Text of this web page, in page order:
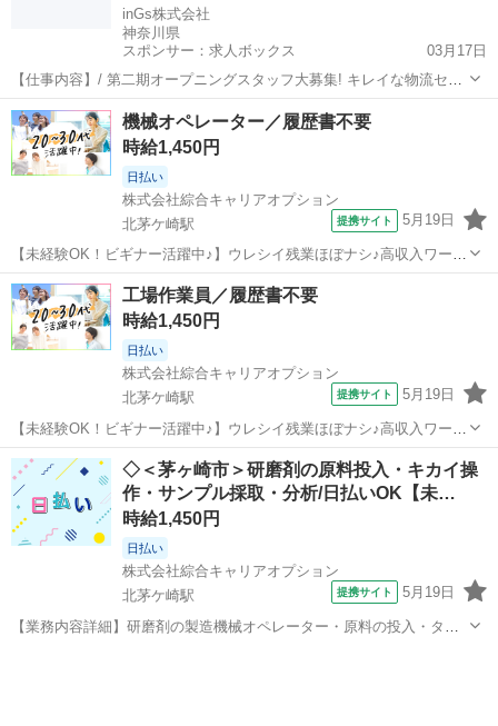
inGs株式会社
神奈川県
スポンサー：求人ボックス
03月17日
【仕事内容】/ 第二期オープニングスタッフ大募集! キレイな物流セン
ター内でのカンタン軽作業! スグに覚えられるカンタン作業 取り扱う
のはゲームやDVD、イヤホンなど 軽くて扱いやすい商品ばかり <お仕
事内容 > ピッキング 伝票...
アルバイト・パート
機械オペレーター／履歴書不要
時給1,450円
日払い
株式会社綜合キャリアオプション
北茅ケ崎駅
提携サイト 5月19日
【未経験OK！ビギナー活躍中♪】ウレシイ残業ほぼナシ♪高収入ワー
ク！／履歴書不要 ■お仕事PR ≪プライベートが充実する≫ 場合によ
ってはお願いすることもありますが、 残業はほとんどナシ！ ≪動きや
すい制服アリ≫ 制服があ...
神奈川 茅ヶ崎市 北茅ケ崎駅 工場
工場作業員／履歴書不要
時給1,450円
日払い
株式会社綜合キャリアオプション
北茅ケ崎駅
提携サイト 5月19日
【未経験OK！ビギナー活躍中♪】ウレシイ残業ほぼナシ♪高収入ワー
ク！／履歴書不要 ■お仕事PR ≪プライベートが充実する≫ 場合によ
ってはお願いすることもありますが、 残業はほとんどナシ！ ≪動きや
すい制服アリ≫ 制服があ...
神奈川 茅ヶ崎市 北茅ケ崎駅 工場
◇＜茅ヶ崎市＞研磨剤の原料投入・キカイ操
作・サンプル採取・分析/日払いOK【未…
時給1,450円
日払い
株式会社綜合キャリアオプション
北茅ケ崎駅
提携サイト 5月19日
【業務内容詳細】研磨剤の製造機械オペレーター・原料の投入・タッ